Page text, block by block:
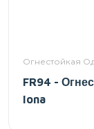
Огнестойкая
FR94 -
Iona